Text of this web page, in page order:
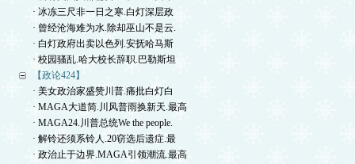
· 冰冻三尺非一日之寒.白灯深层政
· 曾经沧海难为水.除却巫山不是云.
· 白灯政府出卖以色列.安抚哈马斯
· 校园骚乱.哈大校长辞职.巴勒斯坦
【政论424】
· 美女政治家盛赞川普.痛批白灯白
· MAGA大道简.川风普雨换新天.最高
· MAGA24.川普总统We the people.
· 解铃还须系铃人.20窃选后遗症.最
· 政治止于边界.MAGA引领潮流.最高